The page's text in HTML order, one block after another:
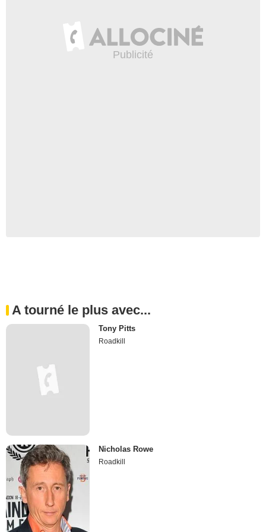
A tourné le plus avec...
Tony Pitts
Roadkill
Nicholas Rowe
Roadkill